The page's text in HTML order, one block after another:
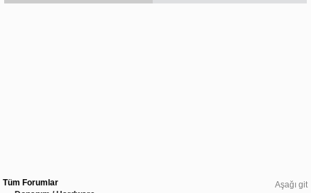
Aşağı git
Tüm Forumlar